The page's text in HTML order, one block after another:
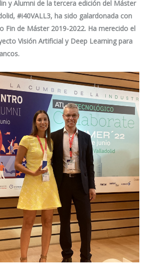
y Alumni de la tercera edición del Máster
#i40VALL3, ha sido galardonada con
Fin de Máster 2019-2022. Ha merecido el
Visión Artificial y Deep Learning para
.